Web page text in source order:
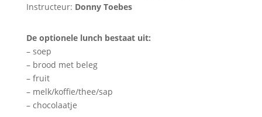
Instructeur: Donny Toebes
De optionele lunch bestaat uit:
– soep
– brood met beleg
– fruit
– melk/koffie/thee/sap
– chocolaatje